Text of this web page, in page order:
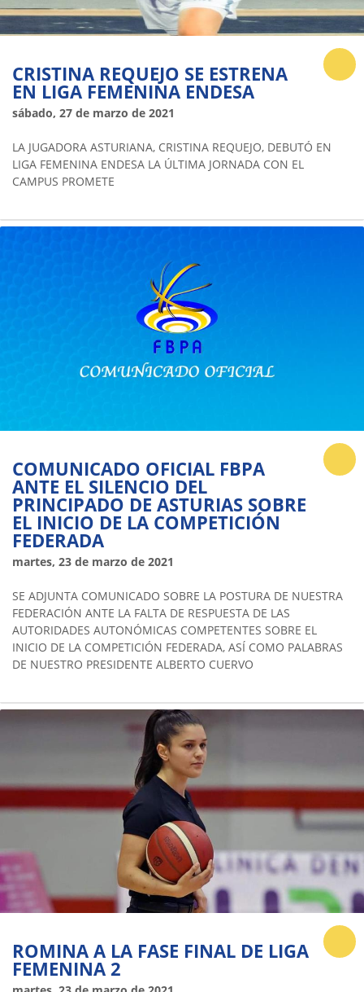
CRISTINA REQUEJO SE ESTRENA
EN LIGA FEMENINA ENDESA
sábado, 27 de marzo de 2021
LA JUGADORA ASTURIANA, CRISTINA REQUEJO, DEBUTÓ EN
LIGA FEMENINA ENDESA LA ÚLTIMA JORNADA CON EL
CAMPUS PROMETE
COMUNICADO OFICIAL FBPA
ANTE EL SILENCIO DEL
PRINCIPADO DE ASTURIAS SOBRE
EL INICIO DE LA COMPETICIÓN
FEDERADA
martes, 23 de marzo de 2021
SE ADJUNTA COMUNICADO SOBRE LA POSTURA DE NUESTRA
FEDERACIÓN ANTE LA FALTA DE RESPUESTA DE LAS
AUTORIDADES AUTONÓMICAS COMPETENTES SOBRE EL
INICIO DE LA COMPETICIÓN FEDERADA, ASÍ COMO PALABRAS
DE NUESTRO PRESIDENTE ALBERTO CUERVO
ROMINA A LA FASE FINAL DE LIGA
FEMENINA 2